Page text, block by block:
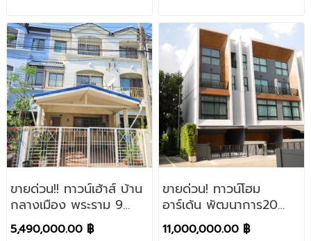
ขายด่วน!! ทาวน์เฮ้าส์ บ้าน
กลางเมือง พระราม 9
ซอย 43 เนื้อที่ 20 ตรว.
5,490,000.00 ฿
ขายด่วน! ทาวน์โฮม
อาร์เด้น พัฒนาการ20
(หลังริม พร้อมผู้เช่า)
11,000,000.00 ฿